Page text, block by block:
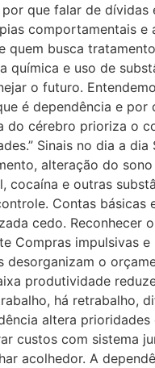
que falar de dívidas
comportamentais e
busca
química e uso de
o futuro.
é dependência e por
cérebro prioriza o
Sinais no dia a
alteração do
cocaína e outras
Contas básicas
cedo. Reconhecer
Compras impulsivas
o
produtividade
há retrabalho,
altera
custos com sistema
acolhedor. A